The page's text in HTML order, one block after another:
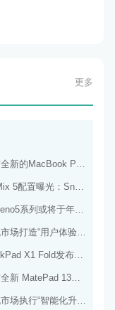
更多
苹果发布全新的MacBook Pro，采用Arm芯片和全新的设计风格！
Xiaomi Mix 5配置曝光：Snapdragon 898处理器+2K屏幕
OPPO Reno5系列或将于年底发布，搭载更出色的处理器和相机系统
二手手机市场打造“用户体验”计划，提供满意度和信任度的用户体验
联想ThinkPad X1 Fold发布：更好的折叠屏和更快速的处理器
华为发布全新 MatePad 13平板电脑，配备麒麟 970 处理器和全清屏幕
二手手机市场执行“智能化升级”计划，引导消费者迈向智能化生活